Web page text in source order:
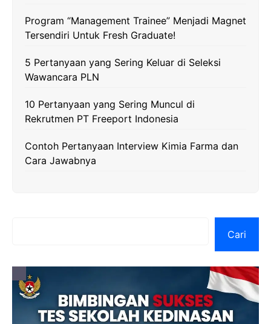
Program “Management Trainee” Menjadi Magnet
Tersendiri Untuk Fresh Graduate!
5 Pertanyaan yang Sering Keluar di Seleksi
Wawancara PLN
10 Pertanyaan yang Sering Muncul di
Rekrutmen PT Freeport Indonesia
Contoh Pertanyaan Interview Kimia Farma dan
Cara Jawabnya
Cari